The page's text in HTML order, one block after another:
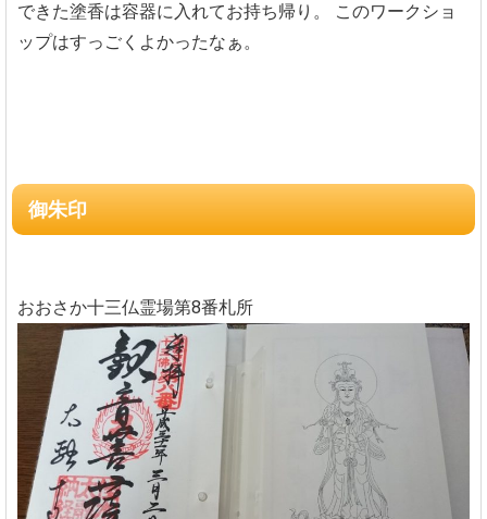
できた塗香は容器に入れてお持ち帰り。
このワークショ
ップはすっごくよかったなぁ。
御朱印
おおさか十三仏霊場第8番札所